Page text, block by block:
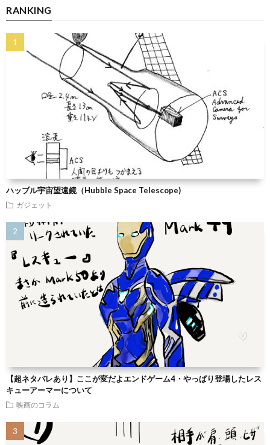
RANKING
ハッブル宇宙望遠鏡（Hubble Space Telescope)
ガジェット
【超ネタバレあり】ここが変だよエンドゲーム4・やっぱり登場したレス
キューアーマーについて
映画のコラム